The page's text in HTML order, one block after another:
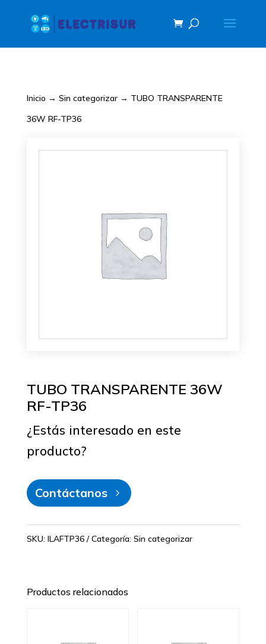
Inicio → Sin categorizar→ TUBO TRANSPARENTE
36W RF-TP36
TUBO TRANSPARENTE 36W
RF-TP36
¿Estás interesado en este
producto?
Contáctanos
SKU: ILAFTP36 Categoría: Sin categorizar
Productos relacionados